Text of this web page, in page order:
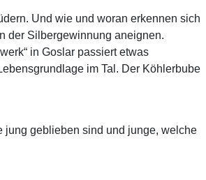
Und wie und woran erkennen sich
der Silbergewinnung aneignen.
in Goslar passiert etwas
im Tal. Der Köhlerbube
jung geblieben sind und junge, welche